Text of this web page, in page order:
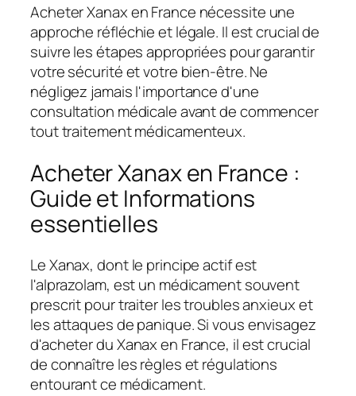
Acheter Xanax en France nécessite une
approche réfléchie et légale. Il est crucial de
suivre les étapes appropriées pour garantir
votre sécurité et votre bien-être. Ne
négligez jamais l'importance d'une
consultation médicale avant de commencer
tout traitement médicamenteux.
Acheter Xanax en France :
Guide et Informations
essentielles
Le Xanax, dont le principe actif est
l'alprazolam, est un médicament souvent
prescrit pour traiter les troubles anxieux et
les attaques de panique. Si vous envisagez
d'acheter du Xanax en France, il est crucial
de connaître les règles et régulations
entourant ce médicament.